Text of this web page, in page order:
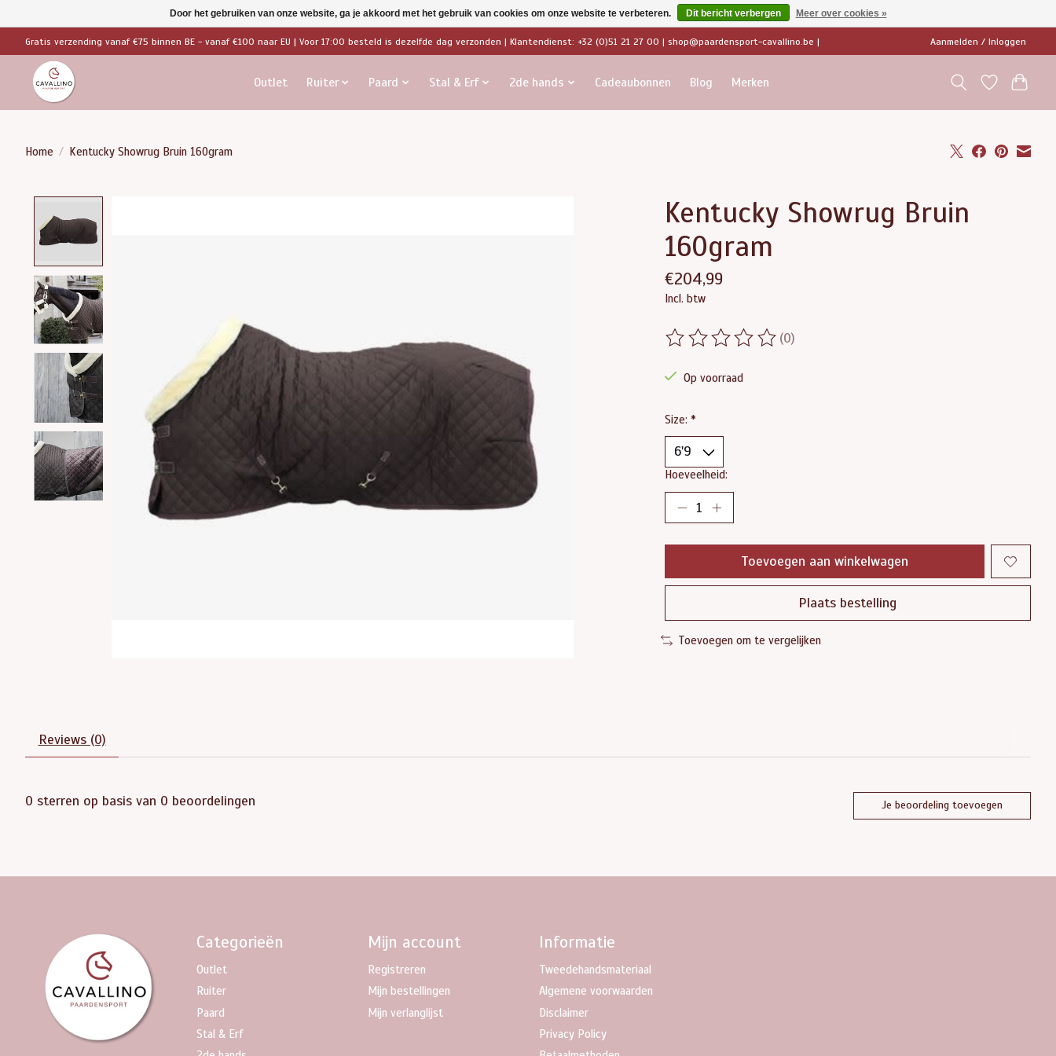
Gratis verzending vanaf €75 binnen BE - vanaf €100 naar EU | Voor 17:00 besteld is dezelfde dag verzonden | Klantendienst: +32 (0)51 21 27 00 | shop@paardensport-cavallino.be | Aanmelden / Inloggen
Outlet Ruiter Paard Stal & Erf 2de hands Cadeaubonnen Blog Merken
Home / Kentucky Showrug Bruin 160gram
Kentucky Showrug Bruin
160gram
€204,99
Incl. btw
De beoordeling van dit product is
(0)
Op voorraad
Size: *
Hoeveelheid:
Toevoegen aan winkelwagen
Plaats bestelling
Toevoegen om te vergelijken
Reviews (0)
0 sterren op basis van 0 beoordelingen Je beoordeling toevoegen
Categorieën
Outlet
Ruiter
Paard
Stal & Erf
Mijn account
Registreren
Mijn bestellingen
Mijn verlanglijst
Informatie
Tweedehandsmateriaal
Algemene voorwaarden
Disclaimer
Privacy Policy
Door het gebruiken van onze website, ga je akkoord met het gebruik van cookies om onze website te verbeteren. Dit bericht verbergen Meer over cookies »